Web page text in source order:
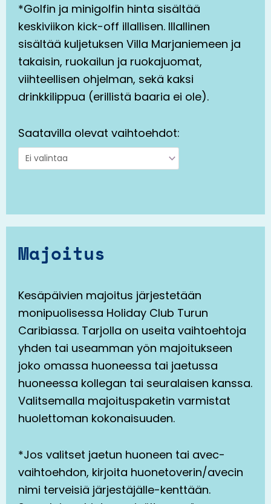
*Golfin ja minigolfin hinta sisältää
keskiviikon kick-off illallisen. Illallinen
sisältää kuljetuksen Villa Marjaniemeen ja
takaisin, ruokailun ja ruokajuomat,
viihteellisen ohjelman, sekä kaksi
drinkkilippua (erillistä baaria ei ole).
Saatavilla olevat vaihtoehdot:
Majoitus
Kesäpäivien majoitus järjestetään
monipuolisessa Holiday Club Turun
Caribiassa. Tarjolla on useita vaihtoehtoja
yhden tai useamman yön majoitukseen
joko omassa huoneessa tai jaetussa
huoneessa kollegan tai seuralaisen kanssa.
Valitsemalla majoituspaketin varmistat
huolettoman kokonaisuuden.
*Jos valitset jaetun huoneen tai avec-
vaihtoehdon, kirjoita huonetoverin/avecin
nimi terveisiä järjestäjälle-kenttään.